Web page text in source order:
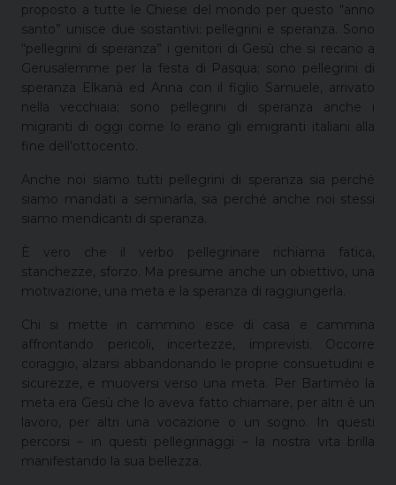
proposto a tutte le Chiese del mondo per questo “anno
santo” unisce due sostantivi: pellegrini e speranza. Sono
“pellegrini di speranza” i genitori di Gesù che si recano a
Gerusalemme per la festa di Pasqua; sono pellegrini di
speranza Elkanà ed Anna con il figlio Samuele, arrivato
nella vecchiaia; sono pellegrini di speranza anche i
migranti di oggi come lo erano gli emigranti italiani alla
fine dell’ottocento.
Anche noi siamo tutti pellegrini di speranza sia perché
siamo mandati a seminarla, sia perché anche noi stessi
siamo mendicanti di speranza.
È vero che il verbo pellegrinare richiama fatica,
stanchezze, sforzo. Ma presume anche un obiettivo, una
motivazione, una meta e la speranza di raggiungerla.
Chi si mette in cammino esce di casa e cammina
affrontando pericoli, incertezze, imprevisti. Occorre
coraggio, alzarsi abbandonando le proprie consuetudini e
sicurezze, e muoversi verso una meta. Per Bartimèo la
meta era Gesù che lo aveva fatto chiamare, per altri è un
lavoro, per altri una vocazione o un sogno. In questi
percorsi – in questi pellegrinaggi – la nostra vita brilla
manifestando la sua bellezza.